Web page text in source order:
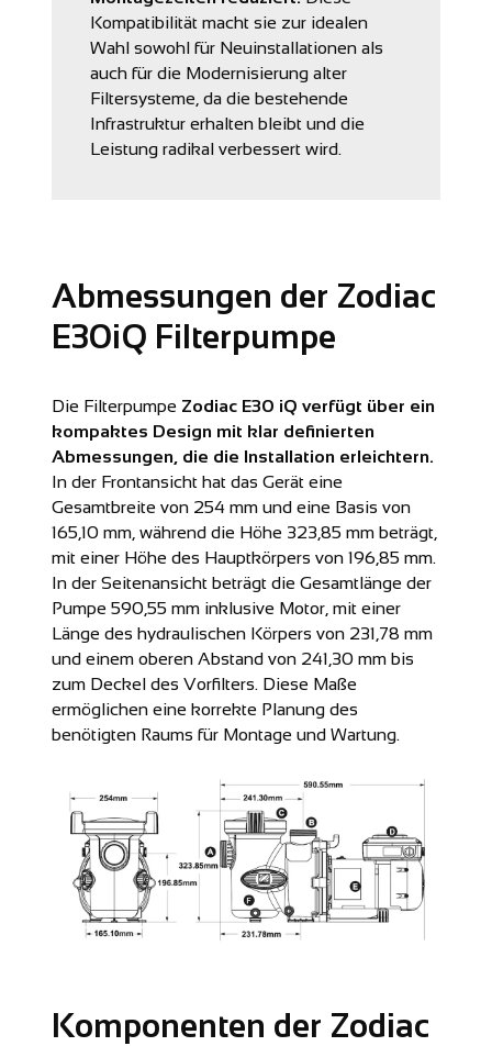
Kompatibilität macht sie zur idealen
Wahl sowohl für Neuinstallationen als
auch für die Modernisierung alter
Filtersysteme, da die bestehende
Infrastruktur erhalten bleibt und die
Leistung radikal verbessert wird.
Abmessungen der Zodiac
E30iQ Filterpumpe
Die Filterpumpe Zodiac E30 iQ verfügt über ein
kompaktes Design mit klar definierten
Abmessungen, die die Installation erleichtern.
In der Frontansicht hat das Gerät eine
Gesamtbreite von 254 mm und eine Basis von
165,10 mm, während die Höhe 323,85 mm beträgt,
mit einer Höhe des Hauptkörpers von 196,85 mm.
In der Seitenansicht beträgt die Gesamtlänge der
Pumpe 590,55 mm inklusive Motor, mit einer
Länge des hydraulischen Körpers von 231,78 mm
und einem oberen Abstand von 241,30 mm bis
zum Deckel des Vorfilters. Diese Maße
ermöglichen eine korrekte Planung des
benötigten Raums für Montage und Wartung.
Komponenten der Zodiac